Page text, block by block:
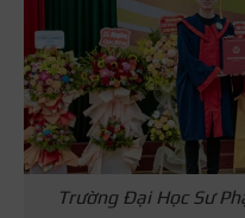
Trường Đại Học Sư